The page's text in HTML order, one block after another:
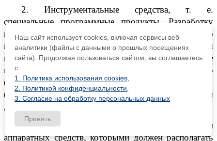
2. Инструментальные средства, т. е.
специальные программные продукты. Разработку
мультимедийного продукта в учебных целях можно
вести на базе приложенийMicrosoft Office, а для
подготовки материала использовать дополнительные
программные продукты, такие как
PhotoShop
(обработка картинок),Adobe Premier
(обработка видеоклипов), приложение Ассе
(базы
данных).
Существует определенный минимум
аппаратных средств, которыми должен располагать
Наш сайт использует cookies, включая сервисы веб-
аналитики (файлы с данными о прошлых посещениях
сайта). Продолжая пользоваться сайтом, вы соглашаетесь
с
1. Политика использования cookies
2. Политикой конфиденциальности
3. Согласие на обработку персональных данных
Принять